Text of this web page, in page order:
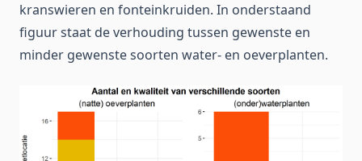
kranswieren en fonteinkruiden. In onderstaand
figuur staat de verhouding tussen gewenste en
minder gewenste soorten water- en oeverplanten.